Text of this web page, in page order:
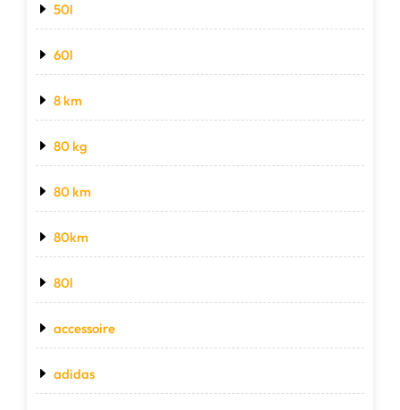
50l
60l
8 km
80 kg
80 km
80km
80l
accessoire
adidas